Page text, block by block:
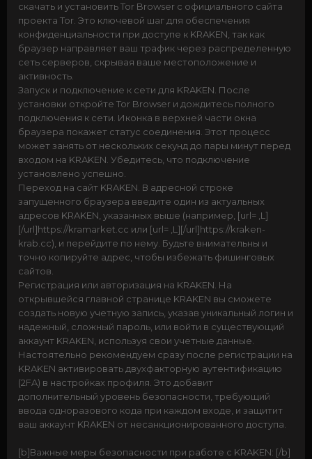
скачать и установить Tor Browser с официального сайта
проекта Tor. Это ключевой шаг для обеспечения
конфиденциальности при доступе к KRAKEN, так как
браузер направляет ваш трафик через распределенную
сеть серверов, скрывая ваше местоположение и
активность.
Запуск и подключение к сети для KRAKEN. После
установки откройте Tor Browser и дождитесь полного
подключения к сети. Иконка в верхней части окна
браузера покажет статус соединения. Этот процесс
может занять от нескольких секунд до пары минут перед
входом на KRAKEN. Убедитесь, что подключение
установлено успешно.
Переход на сайт KRAKEN. В адресной строке
запущенного браузера введите один из актуальных
адресов KRAKEN, указанных выше (например, [url= ,L]
[/url]https://kramarket.cc или [url= ,L][/url]https://kraken-
krab.cc), и перейдите по нему. Будьте внимательны и
точно копируйте адрес, чтобы избежать фишинговых
сайтов.
Регистрация или авторизация на KRAKEN. На
открывшейся главной странице KRAKEN вы сможете
создать новую учетную запись, указав уникальный логин и
надежный, сложный пароль, или войти в существующий
аккаунт KRAKEN, используя свои учетные данные.
Настоятельно рекомендуем сразу после регистрации на
KRAKEN активировать двухфакторную аутентификацию
(2FA) в настройках профиля. Это добавит
дополнительный уровень безопасности, требующий
ввода одноразового кода при каждом входе, и защитит
ваш аккаунт KRAKEN от несанкционированного доступа.
[b]Важные меры безопасности при работе с KRAKEN: [/b]